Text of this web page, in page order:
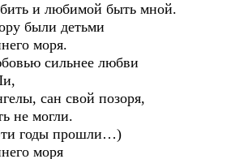
и любимой быть мной.
были детьми
моря.
сильнее любви
сан свой позоря,
не могли.
годы прошли…)
моря